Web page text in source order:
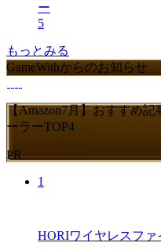
ー
5
もっとみる
GameWithからのお知らせ
【Amazon7月】おすすめ
ーラーTOP4
PR
1
HORIワイヤレスファ